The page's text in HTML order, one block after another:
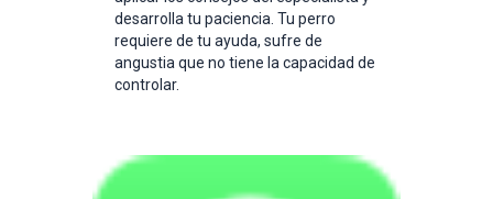
desarrolla tu paciencia. Tu perro
requiere de tu ayuda, sufre de
angustia que no tiene la capacidad de
controlar.